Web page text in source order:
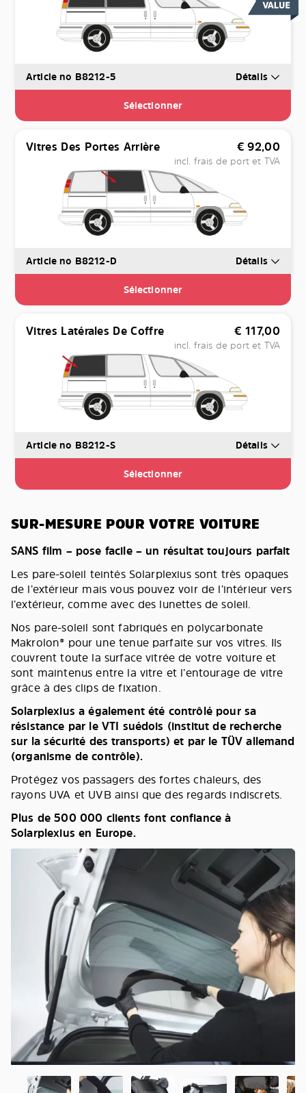
Article no B8212-5 Détails
Sélectionner
Vitres Des Portes Arrière € 92,00
incl. frais de port et TVA
Article no B8212-D Détails
Sélectionner
Vitres Latérales De Coffre € 117,00
incl. frais de port et TVA
Article no B8212-S Détails
Sélectionner
SUR-MESURE POUR VOTRE VOITURE
SANS film – pose facile – un résultat toujours parfait
Les pare-soleil teintés Solarplexius sont très opaques
de l’extérieur mais vous pouvez voir de l’intérieur vers
l’extérieur, comme avec des lunettes de soleil.
Nos pare-soleil sont fabriqués en polycarbonate
Makrolon® pour une tenue parfaite sur vos vitres. Ils
couvrent toute la surface vitrée de votre voiture et
sont maintenus entre la vitre et l’entourage de vitre
grâce à des clips de fixation.
Solarplexius a également été contrôlé pour sa
résistance par le VTI suédois (institut de recherche
sur la sécurité des transports) et par le TÜV allemand
(organisme de contrôle).
Protégez vos passagers des fortes chaleurs, des
rayons UVA et UVB ainsi que des regards indiscrets.
Plus de 500 000 clients font confiance à
Solarplexius en Europe.